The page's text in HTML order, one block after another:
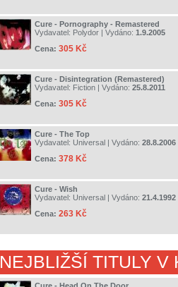
Cure - Pornography - Remastered
Vydavatel: Polydor | Vydáno: 1.9.2005
Cena: 305 Kč
Cure - Disintegration (Remastered)
Vydavatel: Fiction | Vydáno: 25.8.2011
Cena: 305 Kč
Cure - The Top
Vydavatel: Universal | Vydáno: 28.8.2006
Cena: 378 Kč
Cure - Wish
Vydavatel: Universal | Vydáno: 21.4.1992
Cena: 263 Kč
NEJBLIŽŠÍ TITULY V